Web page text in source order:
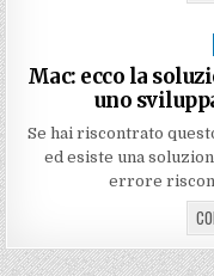
Mac: ecco la
uno
Se hai riscontrato
ed esiste una
errore